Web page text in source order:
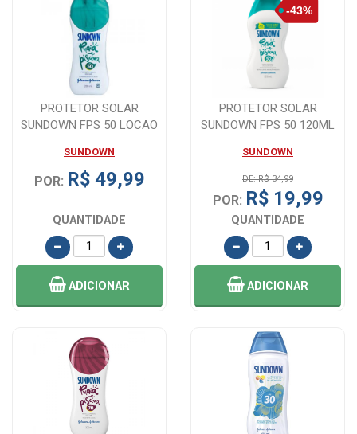
PROTETOR SOLAR
SUNDOWN FPS 50 LOCAO
SUNDOWN
POR: R$ 49,99
QUANTIDADE
ADICIONAR
PROTETOR SOLAR
SUNDOWN FPS 50 120ML
SUNDOWN
DE: R$ 34,99
POR: R$ 19,99
QUANTIDADE
ADICIONAR